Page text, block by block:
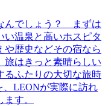
んでしょう？ まずは
い温泉と高いホスピタ
や歴史などその宿なら
旅はきっと素晴らしい
るふたりの大切な旅時
、LEONが実際に訪れ
す。